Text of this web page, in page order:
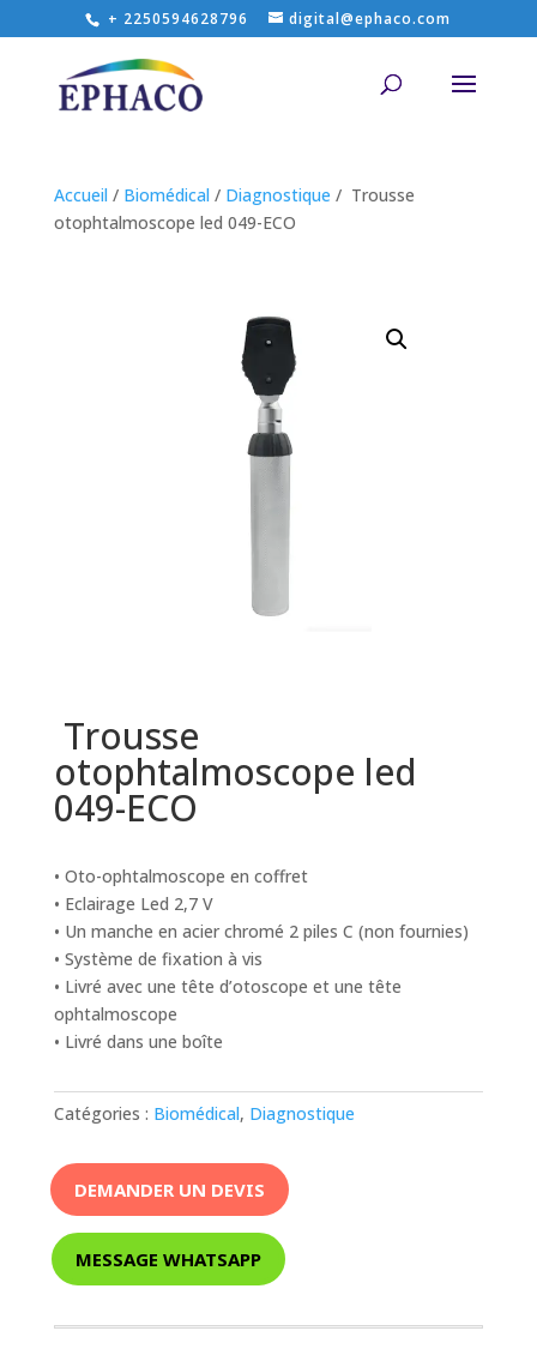
+ 2250594628796 digital@ephaco.com
Accueil / Biomédical / Diagnostique / Trousse
otophtalmoscope led 049-ECO
Trousse
otophtalmoscope led
049-ECO
• Oto-ophtalmoscope en coffret
• Eclairage Led 2,7 V
• Un manche en acier chromé 2 piles C (non fournies)
• Système de fixation à vis
• Livré avec une tête d’otoscope et une tête
ophtalmoscope
• Livré dans une boîte
Catégories : Biomédical, Diagnostique
DEMANDER UN DEVIS
MESSAGE WHATSAPP